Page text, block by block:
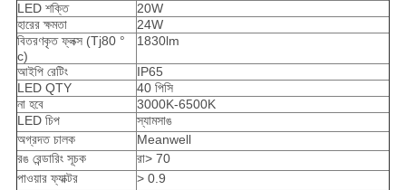
LED শক্তি
20W
হারের ক্ষমতা
24W
বিতরণকৃত ফ্লক্স (Tj80 °
c)
1830lm
আইপি রেটিং
IP65
LED QTY
40 পিসি
না হবে
3000K-6500K
LED চিপ
স্যামসাঙ
অগ্রদত চালক
Meanwell
রঙ রেন্ডারিং সূচক
রা> 70
পাওয়ার ফ্যাক্টর
> 0.9